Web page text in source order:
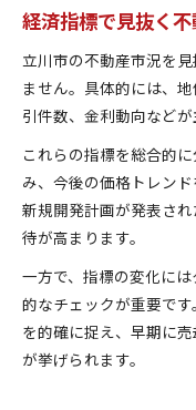
経済指標で見抜く
立川市の不動産市況を
ません。具体的には、
引件数、金利動向など
これらの指標を総合的
み、今後の価格トレン
新規開発計画が発表さ
待が高まります。
一方で、指標の変化に
的なチェックが重要で
を的確に捉え、早期に
が挙げられます。